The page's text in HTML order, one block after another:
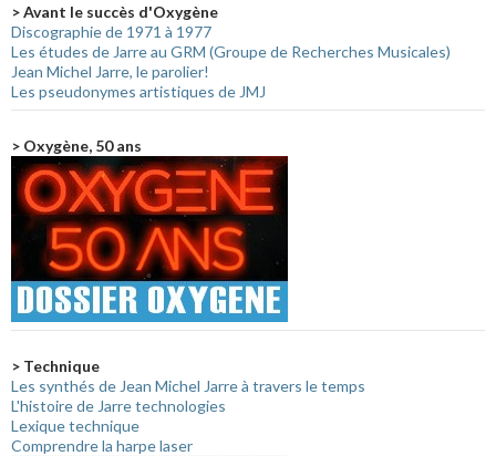
> Avant le succès d'Oxygène
Discographie de 1971 à 1977
Les études de Jarre au GRM (Groupe de Recherches Musicales)
Jean Michel Jarre, le parolier!
Les pseudonymes artistiques de JMJ
> Oxygène, 50 ans
> Technique
Les synthés de Jean Michel Jarre à travers le temps
L'histoire de Jarre technologies
Lexique technique
Comprendre la harpe laser